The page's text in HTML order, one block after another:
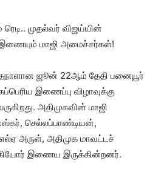
முதல்வர் விஜய்யின்
இணையும் மாஜி அமைச்சர்கள்!
ஜூன் 22ஆம் தேதி பனையூர்
இணைப்பு விழாவுக்கு
அதிமுகவின் மாஜி
செல்லப்பாண்டியன்,
அருள், அதிமுக மாவட்டச்
இணைய இருக்கின்றனர்.